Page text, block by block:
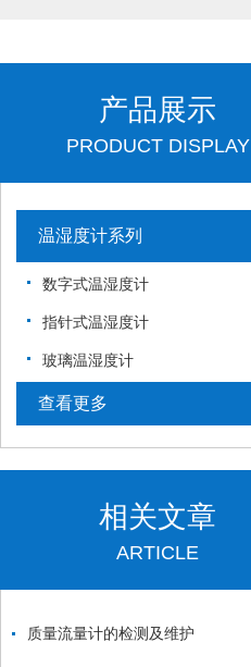
产品展示
PRODUCT DISPLAY
温湿度计系列
数字式温湿度计
指针式温湿度计
玻璃温湿度计
查看更多
相关文章
ARTICLE
质量流量计的检测及维护